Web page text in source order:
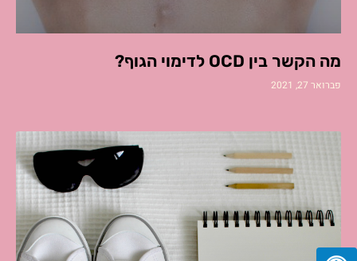
מה הקשר בין OCD לדימוי הגוף?
פברואר 27, 2021